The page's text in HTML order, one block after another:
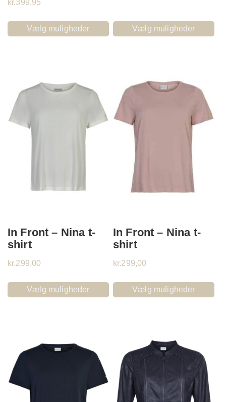
kr.399,95
Vælg muligheder Vælg muligheder
In Front – Nina t-
shirt
kr.299,00
Vælg muligheder
In Front – Nina t-
shirt
kr.299,00
Vælg muligheder